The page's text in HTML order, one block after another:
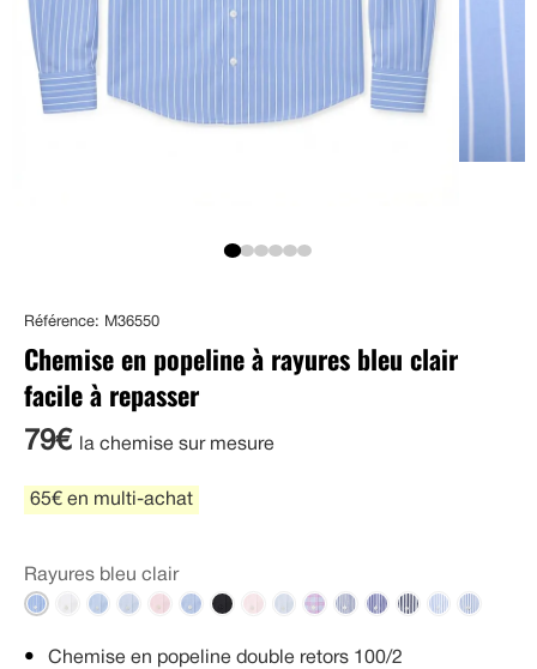
Référence: M36550
Chemise en popeline à rayures bleu clair
facile à repasser
79€ la chemise sur mesure
65€ en multi-achat
Rayures bleu clair
Chemise en popeline double retors 100/2